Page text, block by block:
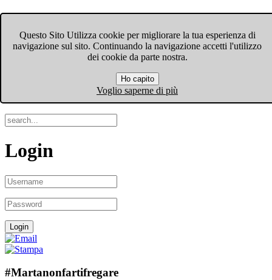
Questo Sito Utilizza cookie per migliorare la tua esperienza di
navigazione sul sito. Continuando la navigazione accetti l'utilizzo
dei cookie da parte nostra.
Ho capito
Voglio saperne di più
Menu
Login
#Martanonfartifregare